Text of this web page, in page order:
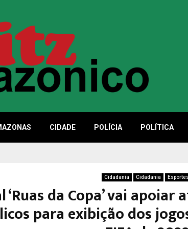
CIDADE POLÍCIA POLÍTICA
Cidadania Cidadania Esportes
‘Ruas da Copa’ vai apoiar
para exibição dos